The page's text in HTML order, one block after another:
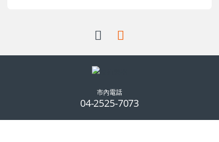
市內電話
04-2525-7073